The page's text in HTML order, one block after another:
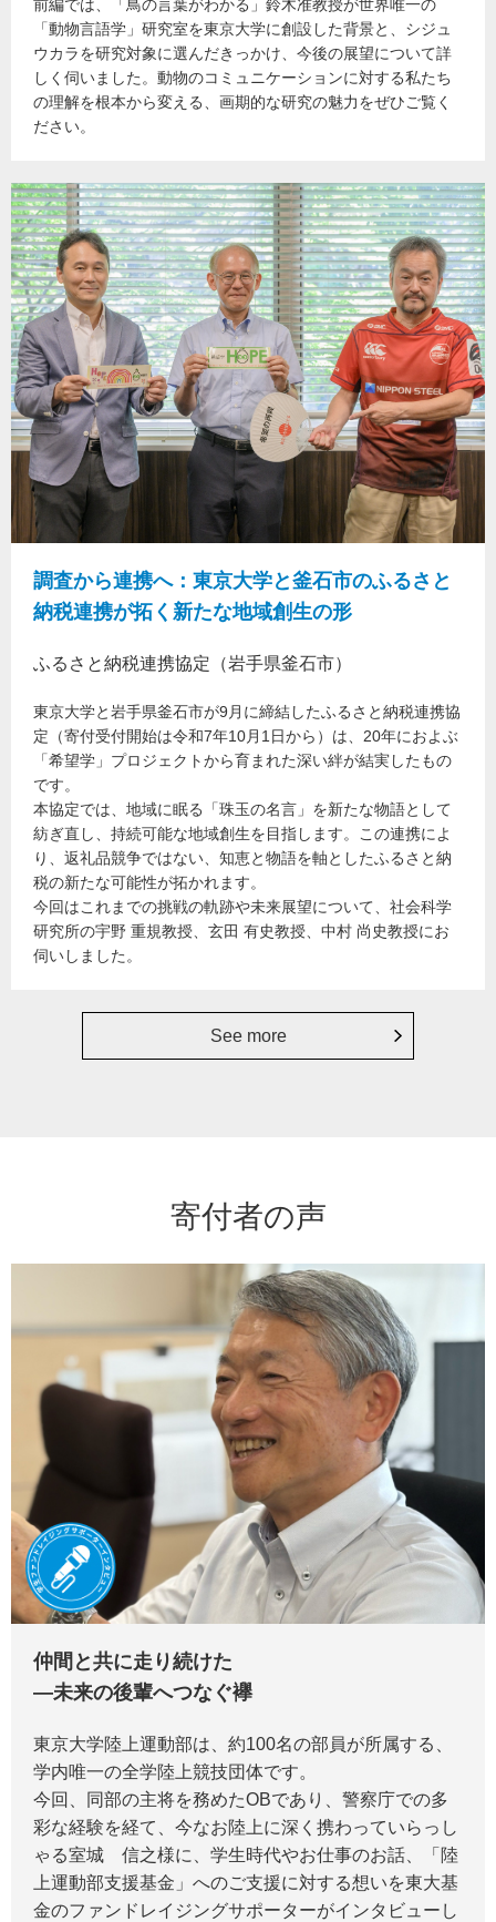
前編では、「鳥の言葉がわかる」鈴木准教授が世界唯一の
「動物言語学」研究室を東京大学に創設した背景と、シジュ
ウカラを研究対象に選んだきっかけ、今後の展望について詳
しく伺いました。動物のコミュニケーションに対する私たち
の理解を根本から変える、画期的な研究の魅力をぜひご覧く
ださい。
調査から連携へ：東京大学と釜石市のふるさと
納税連携が拓く新たな地域創生の形
ふるさと納税連携協定（岩手県釜石市）
東京大学と岩手県釜石市が9月に締結したふるさと納税連携協
定（寄付受付開始は令和7年10月1日から）は、20年におよぶ
「希望学」プロジェクトから育まれた深い絆が結実したもの
です。
本協定では、地域に眠る「珠玉の名言」を新たな物語として
紡ぎ直し、持続可能な地域創生を目指します。この連携によ
り、返礼品競争ではない、知恵と物語を軸としたふるさと納
税の新たな可能性が拓かれます。
今回はこれまでの挑戦の軌跡や未来展望について、社会科学
研究所の宇野 重規教授、玄田 有史教授、中村 尚史教授にお
伺いしました。
See more
寄付者の声
仲間と共に走り続けた
―未来の後輩へつなぐ襷
東京大学陸上運動部は、約100名の部員が所属する、
学内唯一の全学陸上競技団体です。
今回、同部の主将を務めたOBであり、警察庁での多
彩な経験を経て、今なお陸上に深く携わっていらっし
ゃる室城 信之様に、学生時代やお仕事のお話、「陸
上運動部支援基金」へのご支援に対する想いを東大基
金のファンドレイジングサポーターがインタビューし